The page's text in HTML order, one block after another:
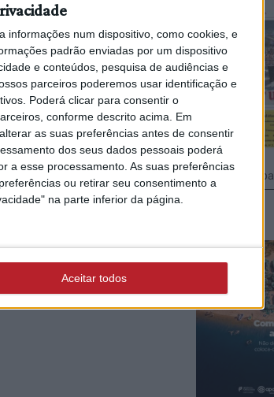
informações num dispositivo, como cookies, e
padrão enviadas por um dispositivo
e conteúdos, pesquisa de audiências e
parceiros poderemos usar identificação e
Poderá clicar para consentir o
conforme descrito acima. Em
as suas preferências antes de consentir
dos seus dados pessoais poderá
a esse processamento. As suas preferências
ou retirar seu consentimento a
na parte inferior da página.
Aceitar todos
Ampliar capa